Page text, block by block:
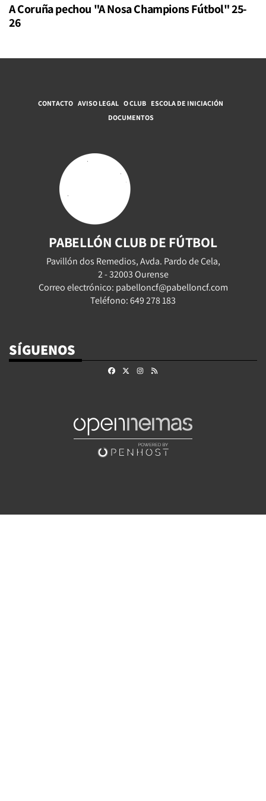
A Coruña pechou "A Nosa Champions Fútbol" 25-
26
CONTACTO AVISO LEGAL O CLUB ESCOLA DE INICIACIÓN
DOCUMENTOS
PABELLÓN CLUB DE FÚTBOL
Pavillón dos Remedios, Avda. Pardo de Cela,
2 - 32003 Ourense
Correo electrónico: pabelloncf@pabelloncf.com
Teléfono: 649 278 183
SÍGUENOS
FacebookInstagram